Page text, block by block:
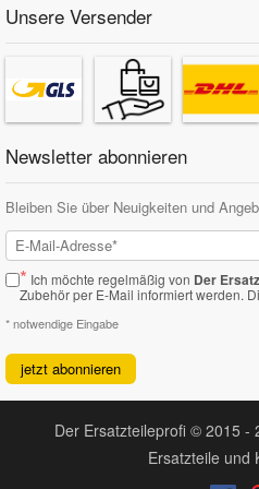
Unsere Versender
Newsletter abonnieren
Bleiben Sie über Neuigkeiten und
* Ich möchte regelmäßig von Der
Zubehör per E-Mail informiert werden.
* notwendige Eingabe
jetzt abonnieren
Der Ersatzteileprofi © 2015 -
Ersatzteile und